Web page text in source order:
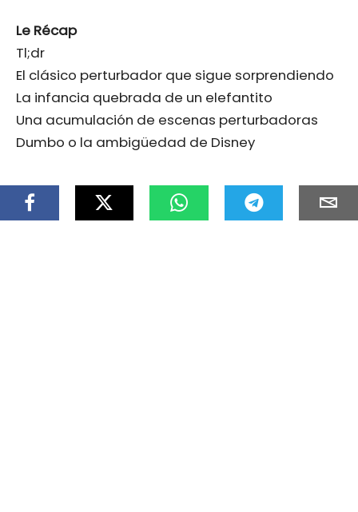
Le Récap
Tl;dr
El clásico perturbador que sigue sorprendiendo
La infancia quebrada de un elefantito
Una acumulación de escenas perturbadoras
Dumbo o la ambigüedad de Disney